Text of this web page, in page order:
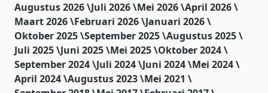
Augustus 2026 \Juli 2026 \Mei 2026 \April 2026 \
Maart 2026 \Februari 2026 \Januari 2026 \
Oktober 2025 \September 2025 \Augustus 2025 \
Juli 2025 \Juni 2025 \Mei 2025 \Oktober 2024 \
September 2024 \Juli 2024 \Juni 2024 \Mei 2024 \
April 2024 \Augustus 2023 \Mei 2021 \